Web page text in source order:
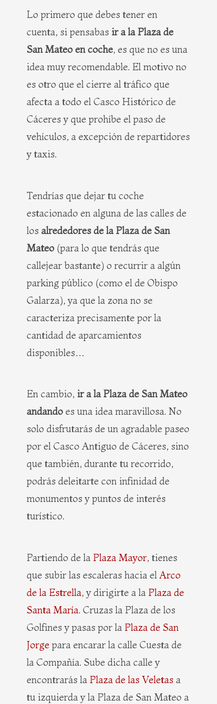
Lo primero que debes tener en
cuenta, si pensabas ir a la Plaza de
San Mateo en coche, es que no es una
idea muy recomendable. El motivo no
es otro que el cierre al tráfico que
afecta a todo el Casco Histórico de
Cáceres y que prohíbe el paso de
vehículos, a excepción de repartidores
y taxis.
Tendrías que dejar tu coche
estacionado en alguna de las calles de
los alrededores de la Plaza de San
Mateo (para lo que tendrás que
callejear bastante) o recurrir a algún
parking público (como el de Obispo
Galarza), ya que la zona no se
caracteriza precisamente por la
cantidad de aparcamientos
disponibles…
En cambio, ir a la Plaza de San Mateo
andando es una idea maravillosa. No
solo disfrutarás de un agradable paseo
por el Casco Antiguo de Cáceres, sino
que también, durante tu recorrido,
podrás deleitarte con infinidad de
monumentos y puntos de interés
turístico.
Partiendo de la Plaza Mayor, tienes
que subir las escaleras hacia el Arco
de la Estrella, y dirigirte a la Plaza de
Santa María. Cruzas la Plaza de los
Golfines y pasas por la Plaza de San
Jorge para encarar la calle Cuesta de
la Compañía. Sube dicha calle y
encontrarás la Plaza de las Veletas a
tu izquierda y la Plaza de San Mateo a